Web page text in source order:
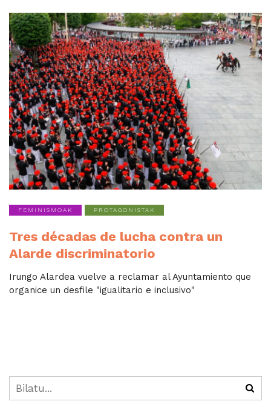
FEMINISMOAK PROTAGONISTAK
Tres décadas de lucha contra un
Alarde discriminatorio
Irungo Alardea vuelve a reclamar al Ayuntamiento que
organice un desfile "igualitario e inclusivo"